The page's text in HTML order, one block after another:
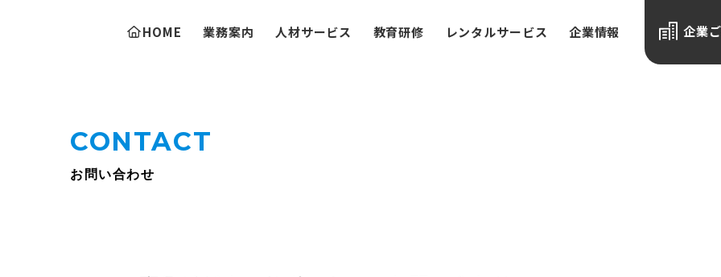
HOME 業務案内 人材サービス 教育研修 レンタルサービス 企業情報 企業
CONTACT
お問い合わせ